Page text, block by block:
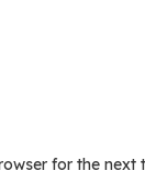
for the next